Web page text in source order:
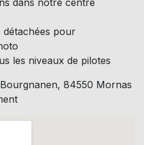
détachées pour
les niveaux de pilotes
84550 Mornas